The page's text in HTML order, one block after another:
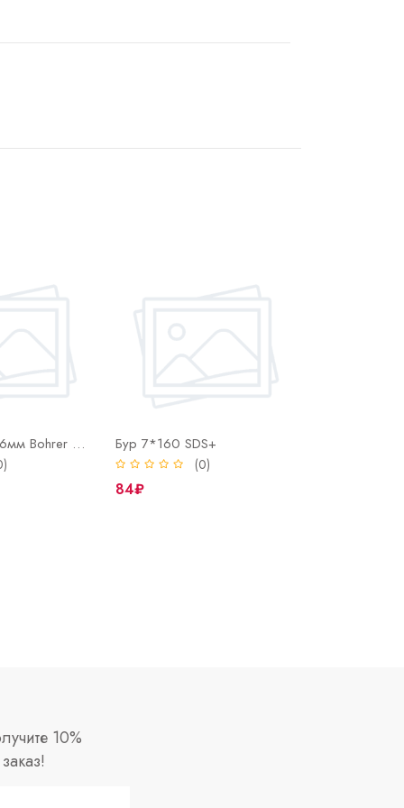
Рулетка 2м х 16мм Bohrer Мастер с боковым фиксатором, обрезиненный ударопрочный корпус Бур 7*160 SDS+
(0)
84₽
10%